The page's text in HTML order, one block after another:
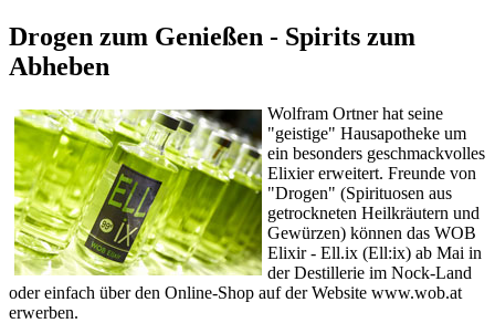
Drogen zum Genießen - Spirits zum
Abheben
Wolfram Ortner hat seine
"geistige" Hausapotheke um
ein besonders geschmackvolles
Elixier erweitert. Freunde von
"Drogen" (Spirituosen aus
getrockneten Heilkräutern und
Gewürzen) können das WOB
Elixir - Ell.ix (Ell:ix) ab Mai in
der Destillerie im Nock-Land
oder einfach über den Online-Shop auf der Website www.wob.at
erwerben.